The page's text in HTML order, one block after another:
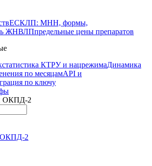
ЕСКЛП: МНН, формы,
ЖНВЛПпредельные цены препаратов
статистика КТРУ и нацрежимаДинамика
по месяцамAPI и
по ключу
ОКПД-2
ОКПД-2